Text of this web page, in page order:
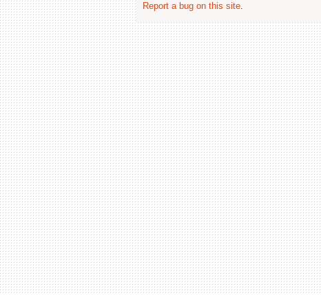
Report a bug on this site.